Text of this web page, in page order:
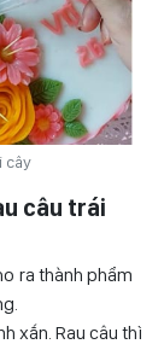
cây
câu trái
ra thành phẩm
xắn. Rau câu thì